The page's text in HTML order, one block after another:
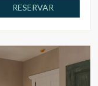
RESERVAR